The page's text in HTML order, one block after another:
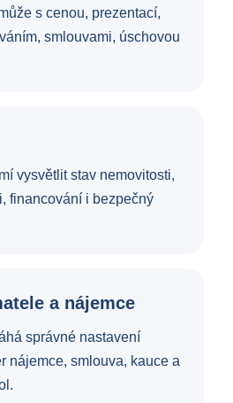
s cenou, prezentací,
smlouvami, úschovou
vysvětlit stav nemovitosti,
financování i bezpečný
a nájemce
správné nastavení
nájemce, smlouva, kauce a